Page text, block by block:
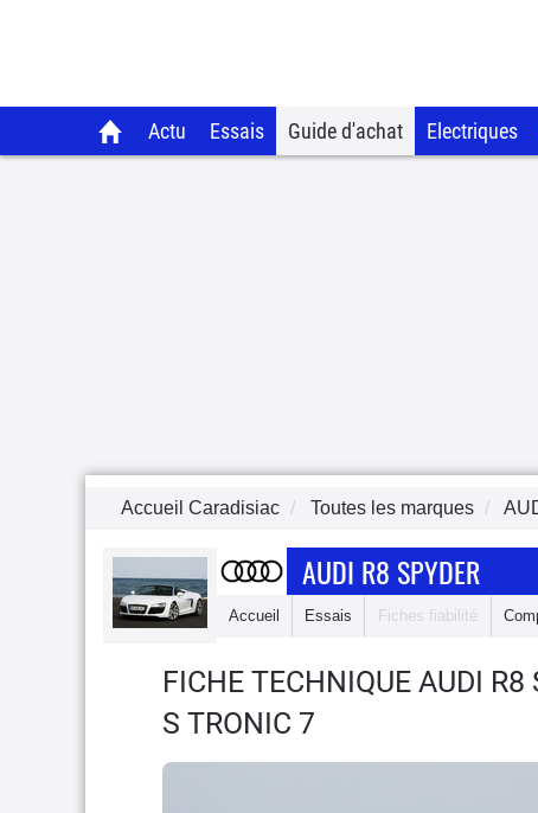
Actu Essais Guide d'achat Electriques
Accueil Caradisiac Toutes les marques
AUDI R8 SPYDER
Accueil Essais Fiches fiabilité
FICHE TECHNIQUE AUDI R8
S TRONIC 7